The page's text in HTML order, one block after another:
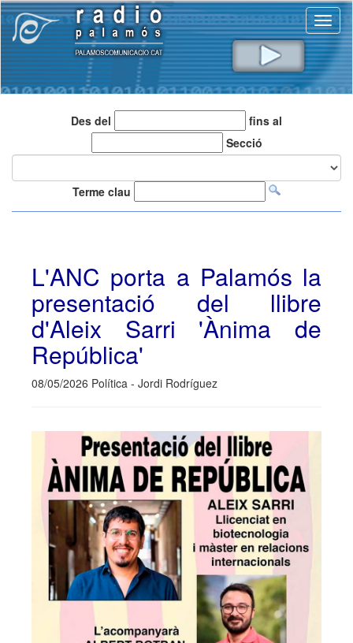
Des del
fins al
Secció
Terme clau
L'ANC porta a Palamós la
presentació del llibre
d'Aleix Sarri 'Ànima de
República'
08/05/2026 Política - Jordi Rodríguez